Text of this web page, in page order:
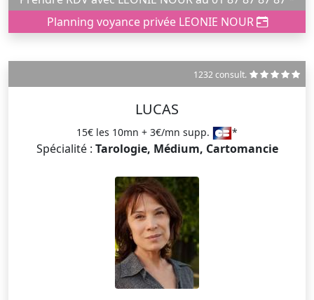
Planning voyance privée LEONIE NOUR
1232 consult.
LUCAS
15€ les 10mn + 3€/mn supp. *
Spécialité : Tarologie, Médium, Cartomancie